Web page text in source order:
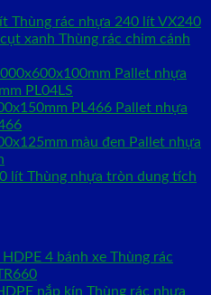
Thùng rác nhựa 240 lít VX240
Thùng rác chim cánh
Pallet nhựa
PL04LS
Pallet nhựa
Pallet nhựa
Thùng nhựa tròn dung tích
Thùng rác
Thùng rác nhựa